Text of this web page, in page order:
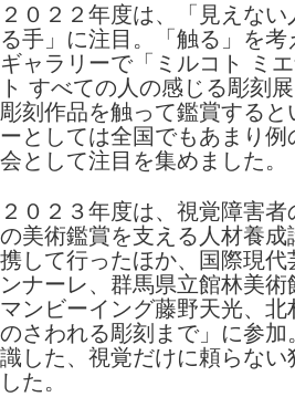
２０２２年度は、「見えな
る手」に注目。「触る」を
ギャラリーで「ミルコト ミ
ト すべての人の感じる彫刻
彫刻作品を触って鑑賞すると
ーとしては全国でもあまり
会として注目を集めました。
２０２３年度は、視覚障害
の美術鑑賞を支える人材養
携して行ったほか、国際現
ンナーレ、群馬県立館林美
マンビーイング藤野天光、
のさわれる彫刻まで」に参
識した、視覚だけに頼らない
した。